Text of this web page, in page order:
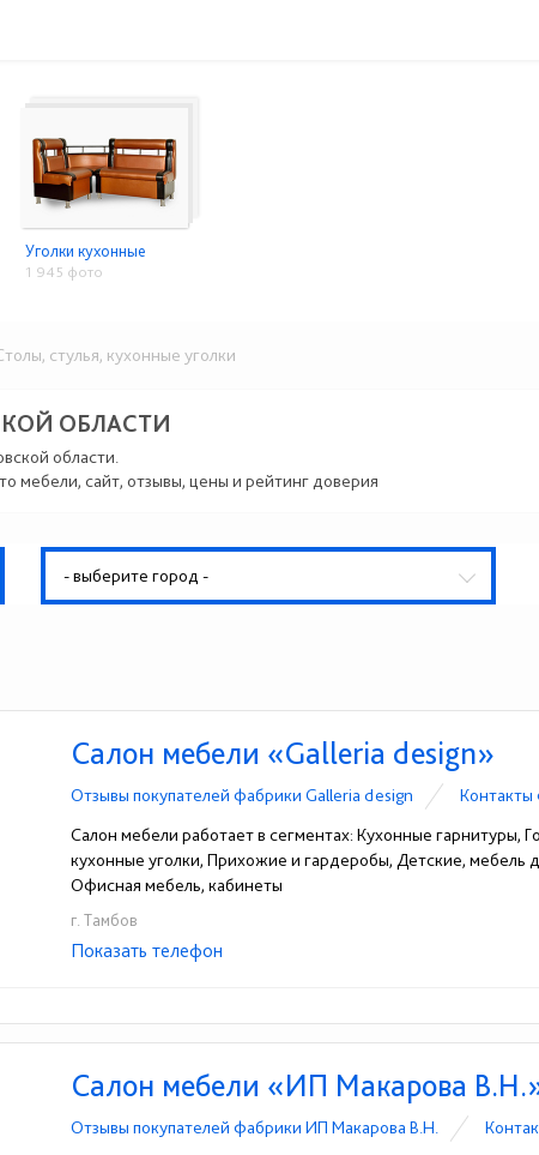
Уголки кухонные
1 945 фото
стулья, кухонные уголки
ОБЛАСТИ
области.
мебели, сайт, отзывы, цены и рейтинг доверия
- выберите город -
Салон мебели «Galleria design»
Отзывы покупателей фабрики Galleria design
Контакты
Салон мебели работает в сегментах: Кухонные гарнитуры,
кухонные уголки, Прихожие и гардеробы, Детские,
Офисная мебель, кабинеты
г. Тамбов
☎+7-930-471-86-80
Показать телефон
Салон мебели «ИП Макарова
Отзывы покупателей фабрики ИП Макарова В.Н.